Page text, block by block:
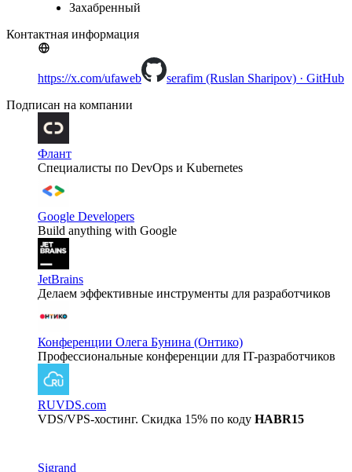
Захабренный
Контактная информация
https://x.com/ufaweb
serafim (Ruslan Sharipov) · GitHub
Подписан на компании
Флант
Специалисты по DevOps и Kubernetes
Google Developers
Build anything with Google
JetBrains
Делаем эффективные инструменты для разработчиков
Конференции Олега Бунина (Онтико)
Профессиональные конференции для IT-разработчиков
RUVDS.com
VDS/VPS-хостинг. Скидка 15% по коду HABR15
Sigrand